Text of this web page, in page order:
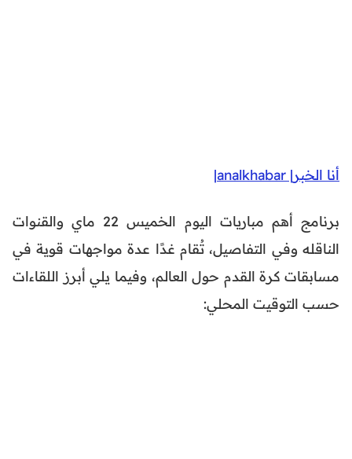
أنا الخبر| analkhabar|
برنامج أهم مباريات اليوم الخميس 22 ماي والقنوات
الناقله وفي التفاصيل، تُقام غدًا عدة مواجهات قوية في
مسابقات كرة القدم حول العالم، وفيما يلي أبرز اللقاءات
حسب التوقيت المحلي: